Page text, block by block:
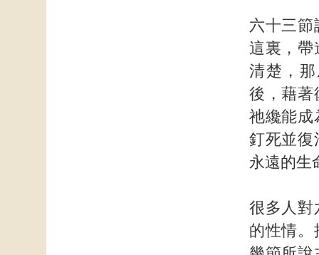
六十三節
這裏，帶
清楚，
後，藉著
祂纔能成
釘死並復
永遠的生
很多人對
的性情。